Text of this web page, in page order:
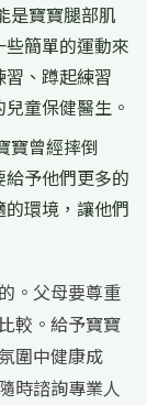
是寶寶腿部肌
簡單的運動來
、蹲起練習
童保健醫生。
寶曾經摔倒
予他們更多的
環境，讓他們
。父母要尊重
較。給予寶寶
圍中健康成
時諮詢專業人